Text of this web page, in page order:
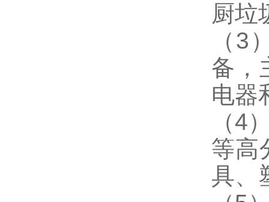
厨垃
（3
备，
电器
（4
等高
具、